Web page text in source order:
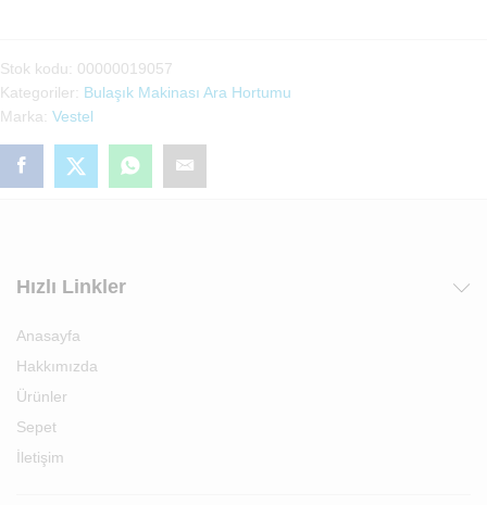
Ara
Hortumu
(00000019057)
adet
Stok kodu: 00000019057
Kategoriler: Bulaşık Makinası Ara Hortumu
Marka: Vestel
Hızlı Linkler
Anasayfa
Hakkımızda
Ürünler
Sepet
İletişim